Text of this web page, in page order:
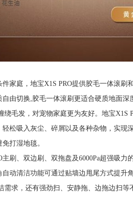
庭，地宝X1S PRO提供胶毛一体滚刷
自由切换,胶毛一体滚刷更适合硬质地面深
绕毛发，对宠物家庭更为友好。地宝X1S
松吸入灰尘、碎屑以及各种杂物，实现
打湿地毯。
刷、双边刷、双拖盘及6000Pa超强吸力
动清洁功能可通过贴墙边甩尾方式提升
需求，还有强劲扫、安静拖、边拖边扫等